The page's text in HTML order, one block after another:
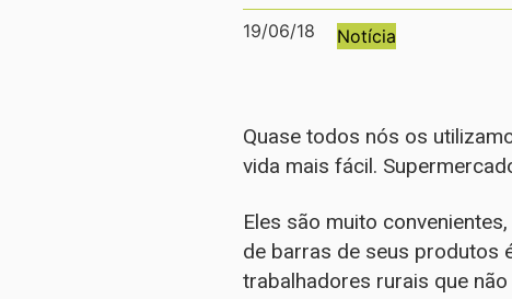
19/06/18 Notícia
Quase todos nós os
vida mais fácil.
Eles são muito
de barras de seus produtos
trabalhadores rurais que